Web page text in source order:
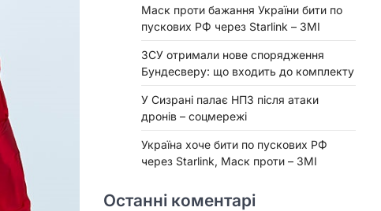
Маск проти бажання України бити по
пускових РФ через Starlink – ЗМІ
ЗСУ отримали нове спорядження
Бундесверу: що входить до комплекту
У Сизрані палає НПЗ після атаки
дронів – соцмережі
Україна хоче бити по пускових РФ
через Starlink, Маск проти – ЗМІ
Останні коментарі